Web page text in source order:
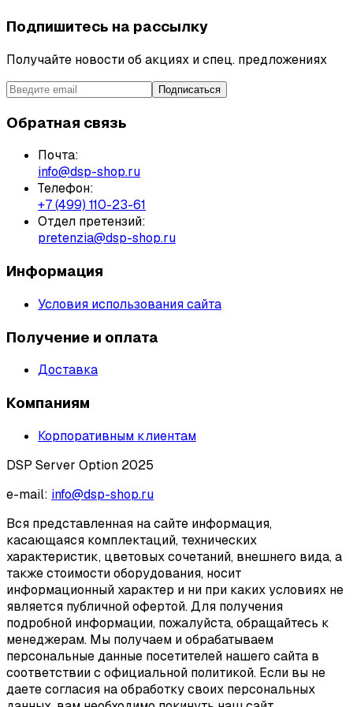
Подпишитесь на рассылку
Получайте новости об акциях и спец. предложениях
Подписаться
Обратная связь
Почта:
info@dsp-shop.ru
Телефон:
+7 (499) 110-23-61
Отдел претензий:
pretenzia@dsp-shop.ru
Информация
Условия использования сайта
Получение и оплата
Доставка
Компаниям
Корпоративным клиентам
DSP Server Option 2025
e-mail: info@dsp-shop.ru
Вся представленная на сайте информация,
касающаяся комплектаций, технических
характеристик, цветовых сочетаний, внешнего вида, а
также стоимости оборудования, носит
информационный характер и ни при каких условиях не
является публичной офертой. Для получения
подробной информации, пожалуйста, обращайтесь к
менеджерам. Мы получаем и обрабатываем
персональные данные посетителей нашего сайта в
соответствии с официальной политикой. Если вы не
даете согласия на обработку своих персональных